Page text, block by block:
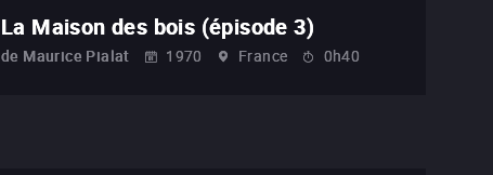
La Maison des bois (épisode 3)
de Maurice Pialat 1970 France 0h40